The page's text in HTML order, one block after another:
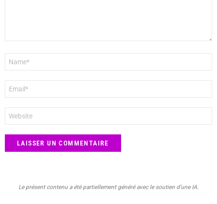
mail
*
web
Le présent contenu a été partiellement généré avec le soutien d’une IA.